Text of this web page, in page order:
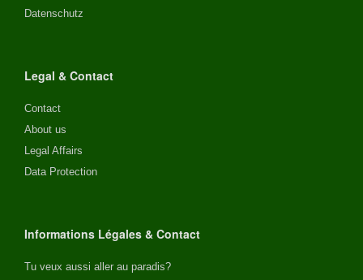
Datenschutz
Legal & Contact
Contact
About us
Legal Affairs
Data Protection
Informations Légales & Contact
Tu veux aussi aller au paradis?